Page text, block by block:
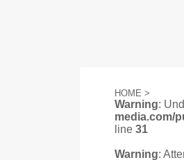
HOME >
Warning:
media.com/
line 31
Warning: